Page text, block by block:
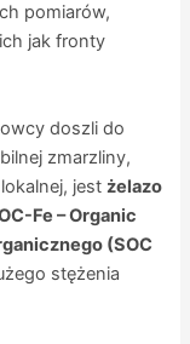
pomiarów,
jak fronty
doszli do
zmarzliny,
jestżelazo
Fe – Organic
(SOC
stężenia